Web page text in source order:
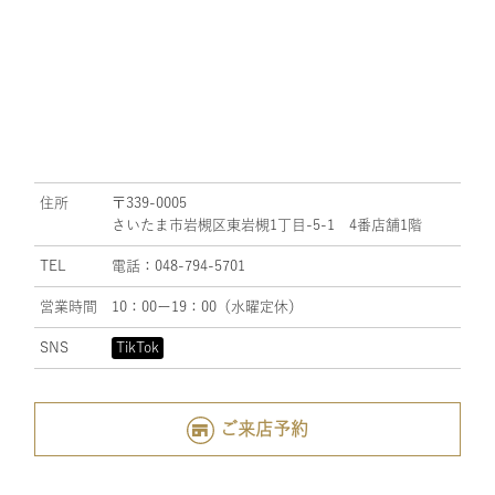
住所
〒339-0005
さいたま市岩槻区東岩槻1丁目-5-1 4番店舗1階
TEL 電話：048-794-5701
営業時間 10：00ー19：00（水曜定休）
SNS TikTok
ご来店予約